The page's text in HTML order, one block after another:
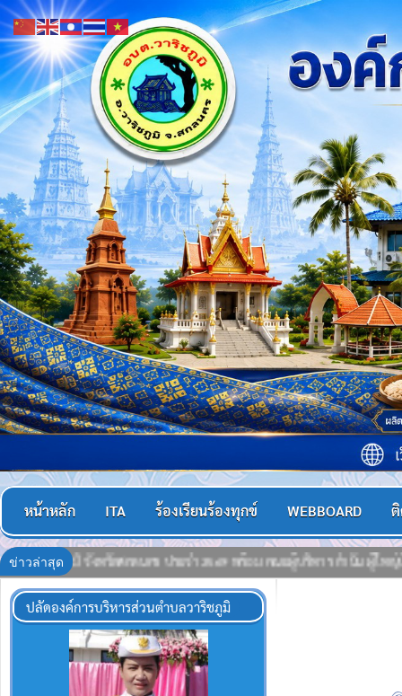
หน้าหลัก ITA ร้องเรียนร้องทุกข์ WEBBOARD
ข่าวล่าสุด
ผู้ใหญ่บ้าน,แพทย์ประจำตำบล สารวัตรกำนัน, ผู้ช่วยผู้ใหญ่บ้าน,ชุดรักษ
ปลัดองค์การบริหารส่วนตำบลวาริชภูมิ